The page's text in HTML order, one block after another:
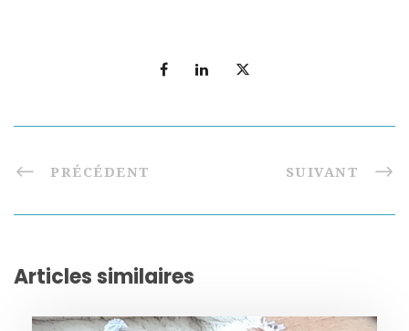
PRÉCÉDENT SUIVANT
Articles similaires